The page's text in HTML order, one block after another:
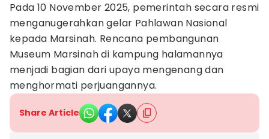
Pada 10 November 2025, pemerintah secara resmi
menganugerahkan gelar Pahlawan Nasional
kepada Marsinah. Rencana pembangunan
Museum Marsinah di kampung halamannya
menjadi bagian dari upaya mengenang dan
menghormati perjuangannya.
Share Article